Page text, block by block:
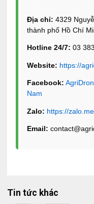
Địa chỉ: 4329
thành phố Hồ Chí
Hotline 24/7: 03
Website: https://
Facebook:
Nam
Zalo: https://
Email:
Tin tức khác